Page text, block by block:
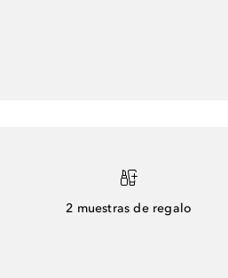
2 muestras de regalo